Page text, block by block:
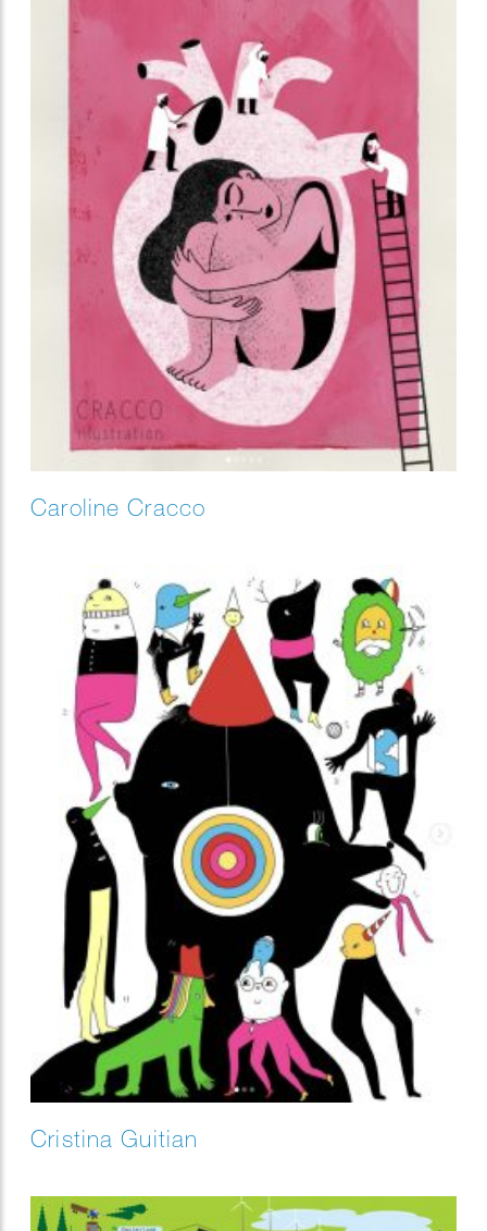
Caroline Cracco
Cristina Guitian